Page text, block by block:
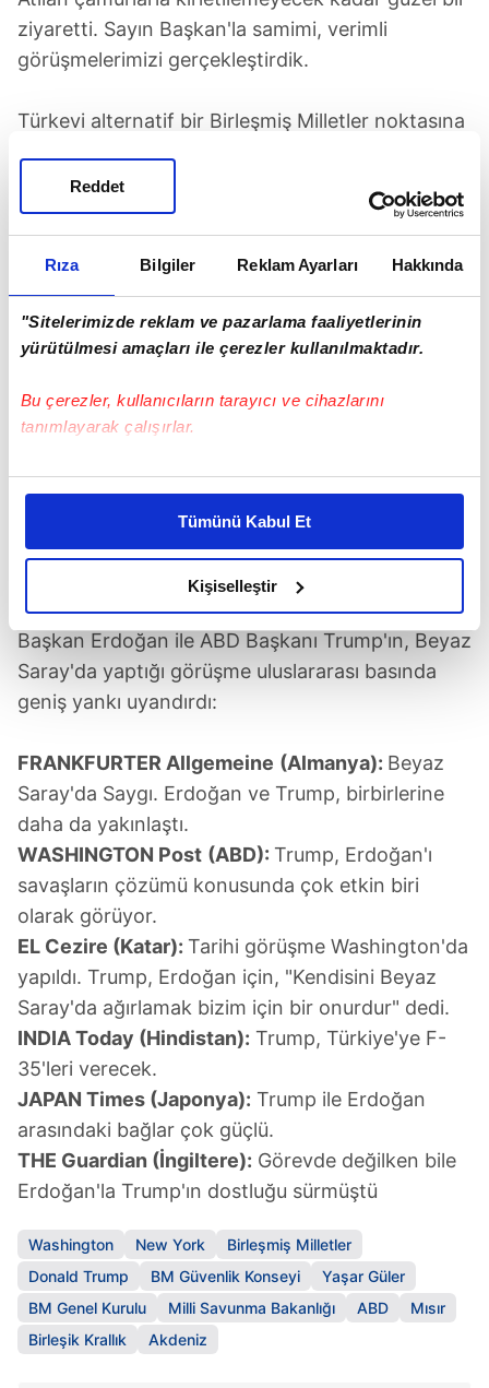
Rıza Bilgiler Reklam Ayarları Hakkında
"Sitelerimizde reklam ve pazarlama faaliyetlerinin
yürütülmesi amaçları ile çerezler kullanılmaktadır.
Bu çerezler, kullanıcıların tarayıcı ve cihazlarını
tanımlayarak çalışırlar.
Bu çerezlere izin vermeniz halinde sizlere özel
daha iyi reklam deneyimi yaşatabiliriz. Bunu yaparken
amacımızın size daha iyi bir reklam deneyimi sunmak
olduğunu ve sizlere en iyi içerikleri sunabilmek adına
elimizden gelen çabayı gösterdiğimizi ve bu noktada,
reklamların maliyetlerimizi karşılamak noktasında tek gelir
kalemimiz olduğunu sizlere hatırlatmak isteriz.
Her halükârda, kullanıcılar, bu çerezlere izin vermedikleri
gösterilmeyecektir."
Sizlere daha iyi bir hizmet sunabilmek için İnternet
Sitemizde kendimize ve üçüncü kişilere ait çerezler
kullanılmaktadır. Bu çerezler vasıtasıyla çeşitli kişisel
verileriniz işlenmekte olup gerekli olan çerezler bilgi
toplumu hizmetlerinin sunulması amacıyla
kullanılmaktadır. Diğer çerezler, sitemizin daha işlevsel
kılınması ve kişiselleştirilmesi ve sizlere yönelik
reklam/pazarlama faaliyetlerinin yapılması, amaçlarıyla
sınırlı olarak açık rızanız dahilinde kullanılacaktır.
Çerezlere ilişkin tercihlerinizi aşağıda yer alan panel
vasıtasıyla belirleyebilirsiniz. Çerezlere ilişkin detaylı bilgi
için Ayarlar butonuna tıklayabilir,Çerez Bilgilendirme
Metnimiziziyaret edebilirsiniz.
hazırlanmış Aydınlatma Metnimizi okumak ve sitemizde
ilgili mevzuata uygun olarak kullanılan çerezlerle ilgili bilgi
almak için lütfentıklayınız.
Tümünü Kabul Et
Kişiselleştir
Reddet
ziyaretti. Sayın Başkan'la samimi, verimli
görüşmelerimizi gerçekleştirdik.
Türkevi alternatif bir Birleşmiş Milletler noktasına
hükümet başkanı ile görüşmeler yapıldı.
Mısırile Türkiye arasında kurulan iyi ilişki var. İki
ülkenin deniz kuvvetleriAkdeniz'de tatbikat
yapıyor.
Saray, "Erdoğan, saygı duyulan bir lider"
yorumunu yaptı.
soykırım, genel olarak Filistin davası damga
vurdu...
TRUMP, ERDOĞAN'A SAYGI DUYUYOR
Başkan Erdoğan ile ABD Başkanı Trump'ın, Beyaz
Saray'da yaptığı görüşme uluslararası basında
geniş yankı uyandırdı:
FRANKFURTER Allgemeine (Almanya): Beyaz
Saray'da Saygı. Erdoğan ve Trump, birbirlerine
daha da yakınlaştı.
WASHINGTON Post (ABD): Trump, Erdoğan'ı
savaşların çözümü konusunda çok etkin biri
olarak görüyor.
EL Cezire (Katar): Tarihi görüşme Washington'da
yapıldı. Trump, Erdoğan için, "Kendisini Beyaz
Saray'da ağırlamak bizim için bir onurdur" dedi.
INDIA Today (Hindistan): Trump, Türkiye'ye F-
35'leri verecek.
JAPAN Times (Japonya): Trump ile Erdoğan
arasındaki bağlar çok güçlü.
THE Guardian (İngiltere): Görevde değilken bile
Erdoğan'la Trump'ın dostluğu sürmüştü
Washington New York
Birleşmiş Milletler
Donald Trump
BM Güvenlik Konseyi
Yaşar Güler
BM Genel Kurulu
Milli Savunma Bakanlığı ABD
Mısır
Birleşik Krallık
Akdeniz